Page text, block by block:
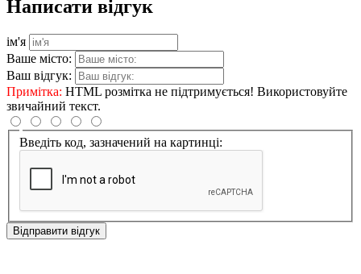
Написати відгук
ім'я
Ваше місто:
Ваш відгук:
Примітка: HTML розмітка не підтримується! Використовуйте
звичайний текст.
Введіть код, зазначений на картинці:
Відправити відгук